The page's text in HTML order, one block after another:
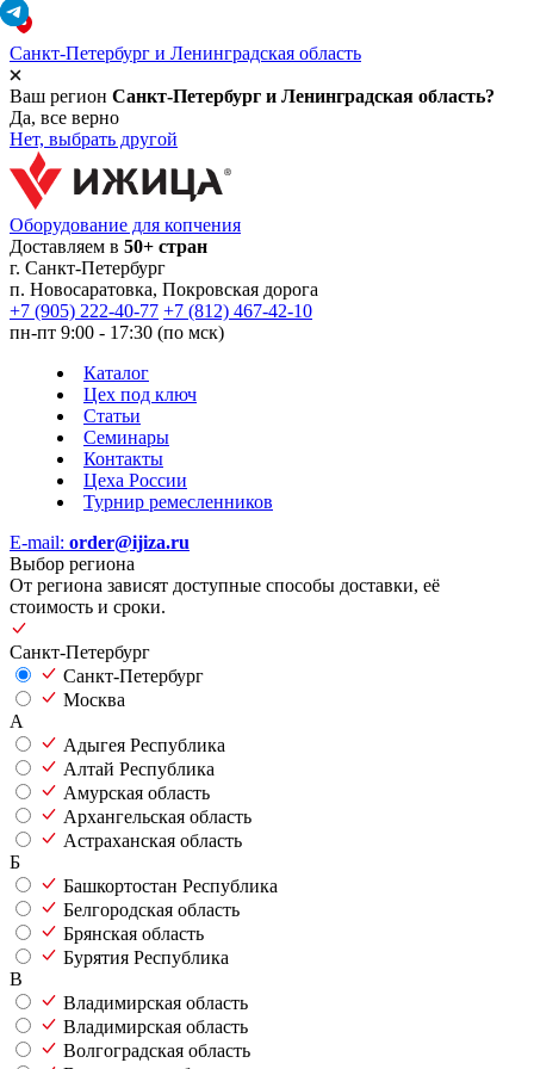
Санкт-Петербург и Ленинградская область
Ваш регион Санкт-Петербург и Ленинградская область?
Да, все верно
Нет, выбрать другой
Оборудование для копчения
Доставляем в 50+ стран
г. Санкт-Петербург
п. Новосаратовка, Покровская дорога
+7 (905) 222-40-77 +7 (812) 467-42-10
пн-пт 9:00 - 17:30 (по мск)
Каталог
Цех под ключ
Статьи
Семинары
Контакты
Цеха России
Турнир ремесленников
E-mail: order@ijiza.ru
Выбор региона
От региона зависят доступные способы доставки, её
стоимость и сроки.
Санкт-Петербург
Санкт-Петербург
Москва
А
Адыгея Республика
Алтай Республика
Амурская область
Архангельская область
Астраханская область
Б
Башкортостан Республика
Белгородская область
Брянская область
Бурятия Республика
В
Владимирская область
Владимирская область
Волгоградская область